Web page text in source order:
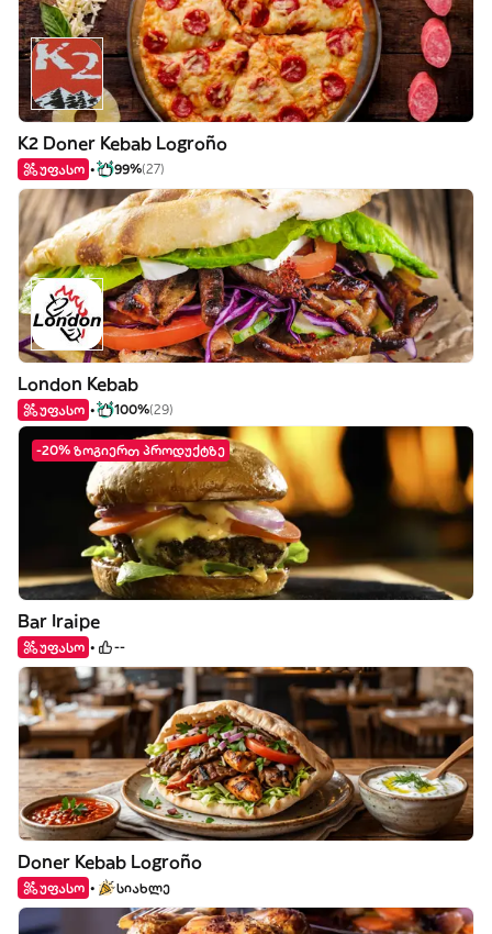
K2 Doner Kebab Logroño
უფასო 99%(27)
London Kebab
უფასო 100%(29)
-20% ზოგიერთ პროდუქტზე
Bar Iraipe
უფასო --
Doner Kebab Logroño
უფასო სიახლე